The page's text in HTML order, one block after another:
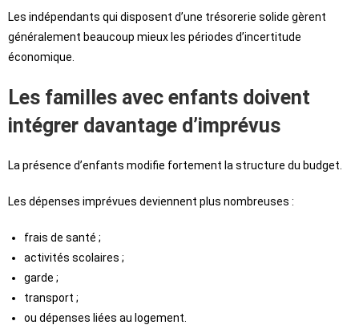
Les indépendants qui disposent d’une trésorerie solide gèrent
généralement beaucoup mieux les périodes d’incertitude
économique.
Les familles avec enfants doivent
intégrer davantage d’imprévus
La présence d’enfants modifie fortement la structure du budget.
Les dépenses imprévues deviennent plus nombreuses :
frais de santé ;
activités scolaires ;
garde ;
transport ;
ou dépenses liées au logement.